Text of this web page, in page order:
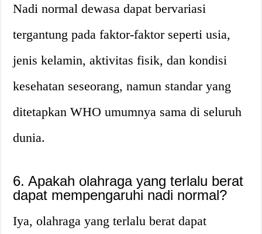
Nadi normal dewasa dapat bervariasi
tergantung pada faktor-faktor seperti usia,
jenis kelamin, aktivitas fisik, dan kondisi
kesehatan seseorang, namun standar yang
ditetapkan WHO umumnya sama di seluruh
dunia.
6. Apakah olahraga yang terlalu berat
dapat mempengaruhi nadi normal?
Iya, olahraga yang terlalu berat dapat